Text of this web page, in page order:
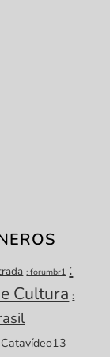
: forumbr1 :
Cultura :
Catavídeo13